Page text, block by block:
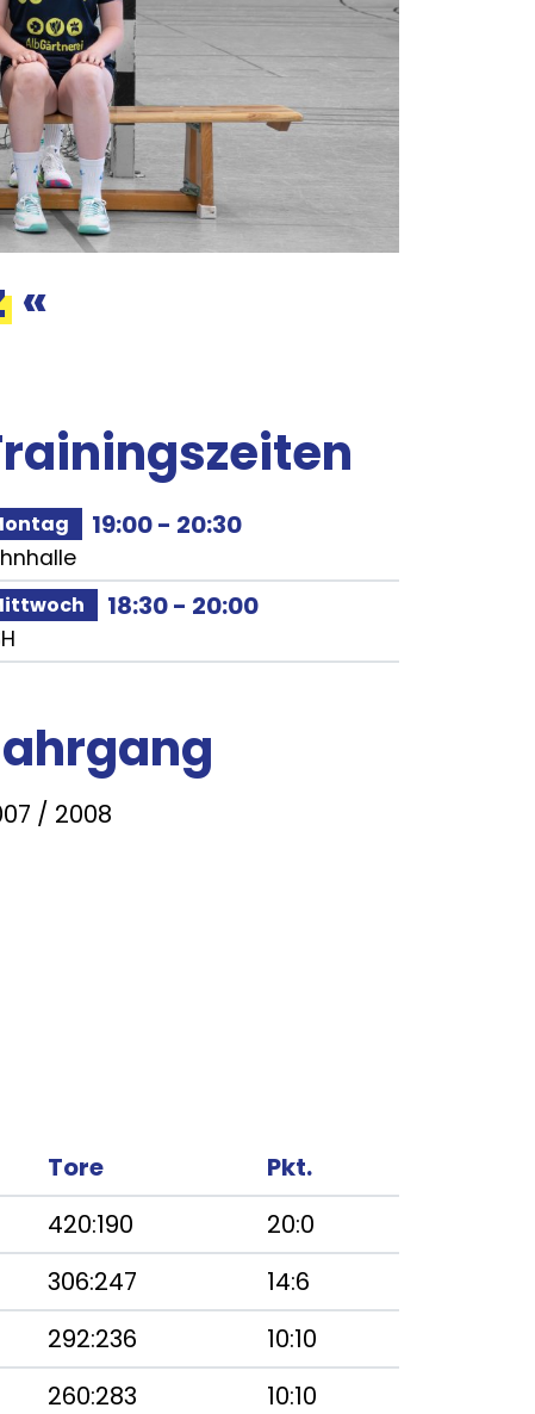
«
19:00- 20:30
18:30- 20:00
/ 2008
Tore
Pkt.
420:190
20:0
306:247
14:6
292:236
10:10
260:283
10:10